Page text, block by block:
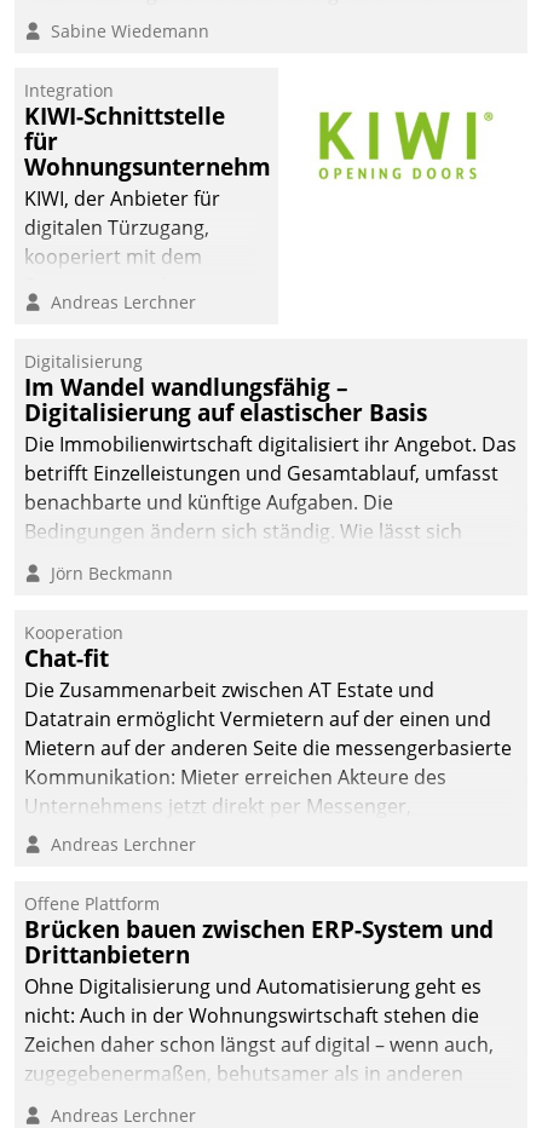
Sabine Wiedemann
Integration
KIWI-Schnittstelle
für
Wohnungsunternehmen
KIWI, der Anbieter für
digitalen Türzugang,
kooperiert mit dem
Softwareentwicklungshaus
Andreas Lerchner
Digitalisierung
Im Wandel wandlungsfähig –
Digitalisierung auf elastischer Basis
Die Immobilienwirtschaft digitalisiert ihr Angebot. Das
betrifft Einzelleistungen und Gesamtablauf, umfasst
benachbarte und künftige Aufgaben. Die
Bedingungen ändern sich ständig. Wie lässt sich
technisch die Kontrolle wahren und zugleich Freiraum
fürs Wachsen öffnen?
Jörn Beckmann
Kooperation
Chat-fit
Die Zusammenarbeit zwischen AT Estate und
Datatrain ermöglicht Vermietern auf der einen und
Mietern auf der anderen Seite die messengerbasierte
Kommunikation: Mieter erreichen Akteure des
Unternehmens jetzt direkt per Messenger,
Mitarbeiter oder Dienstleister empfangen oder
Andreas Lerchner
Offene Plattform
Brücken bauen zwischen ERP-System und
Drittanbietern
Ohne Digitalisierung und Automatisierung geht es
nicht: Auch in der Wohnungswirtschaft stehen die
Zeichen daher schon längst auf digital – wenn auch,
zugegebenermaßen, behutsamer als in anderen
Branchen.
Andreas Lerchner